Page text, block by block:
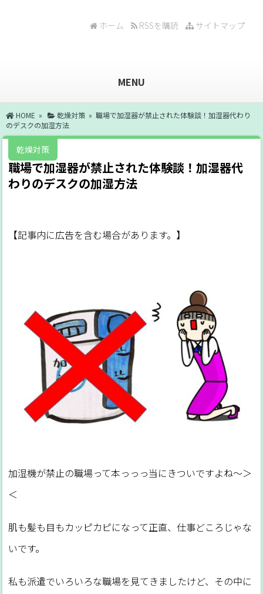
サイトマップ
RSSを購読
ホーム
MENU
HOME » 乾燥対策 » 職場で加湿器が禁止された体験談！加湿器代わり
のデスクの加湿方法
乾燥対策
職場で加湿器が禁止された体験談！加湿器代
わりのデスクの加湿方法
【記事内に広告を含む場合があります。】
加湿機が禁止の職場って本っっっ当にきついですよね～＞
＜
肌も髪も目もカッピカピになって正直、仕事どころじゃな
いです。
私も派遣でいろいろな職場を見てきましたけど、その中に